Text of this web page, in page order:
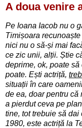
A doua venire
Pe Ioana Iacob nu o
Timișoara recunoaște
nici nu o să-și mai
ce zic unii, alții. Știe
deprime, ok, poate
poate. Ești actriță,
situații în care
de ea, doar pentru că
a pierdut ceva pe
tine, tot trebuie să
1980, este actriță la